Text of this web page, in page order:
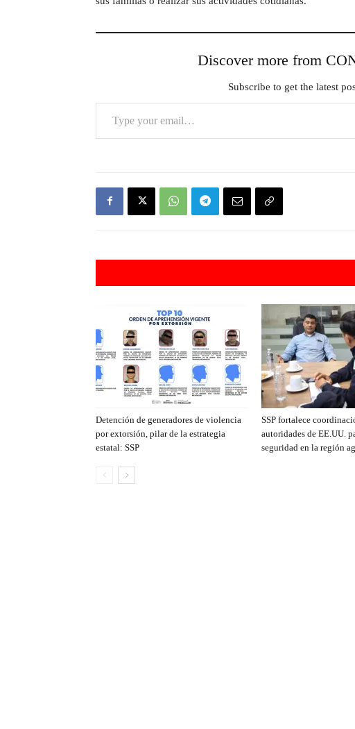
Discover more from
Subscribe to get the latest
Type your email…
Detención de generadores de violencia
por extorsión, pilar de la estrategia
estatal: SSP
SSP fortalece
autoridades de EE.UU.
seguridad en la región